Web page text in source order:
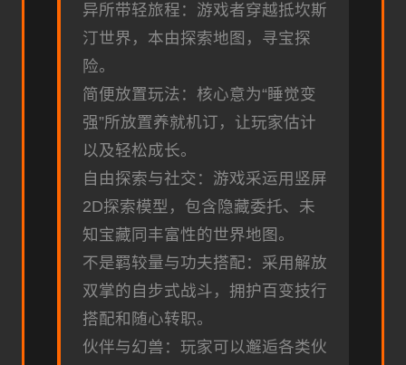
异所带轻旅程：游戏者穿越抵坎斯
汀世界，本由探索地图，寻宝探
险。
简便放置玩法：核心意为“睡觉变
强”所放置养就机订，让玩家估计
以及轻松成长。
自由探索与社交：游戏采运用竖屏
2D探索模型，包含隐藏委托、未
知宝藏同丰富性的世界地图。
不是羁较量与功夫搭配：采用解放
双掌的自步式战斗，拥护百变技行
搭配和随心转职。
伙伴与幻兽：玩家可以邂逅各类伙